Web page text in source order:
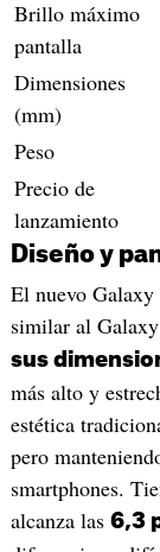
Brillo máximo
pantalla
Dimensiones
(mm)
Peso
Precio de
lanzamiento
Diseño y
El nuevo Galaxy
similar al
sus
más alto y
estética
pero
smartphones.
alcanza las 6,3